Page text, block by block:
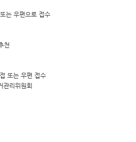
는 우편으로 접수
천
또는 우편 접수
리위원회